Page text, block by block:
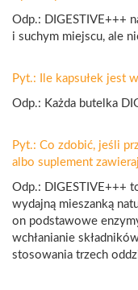
Odp.: DIGESTIVE+++
i suchym miejscu, ale
Pyt.: Ile kapsułek jest
Odp.: Każda butelka
Pyt.: Co zdobić, jeśli
albo suplement
Odp.: DIGESTIVE+++
wydajną mieszanką
on podstawowe
wchłanianie
stosowania trzech